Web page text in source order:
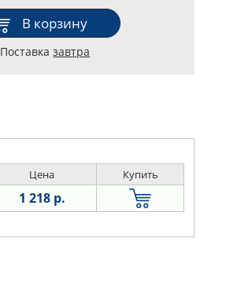
В корзину
Поставказавтра
Цена Купить
1 218 р.